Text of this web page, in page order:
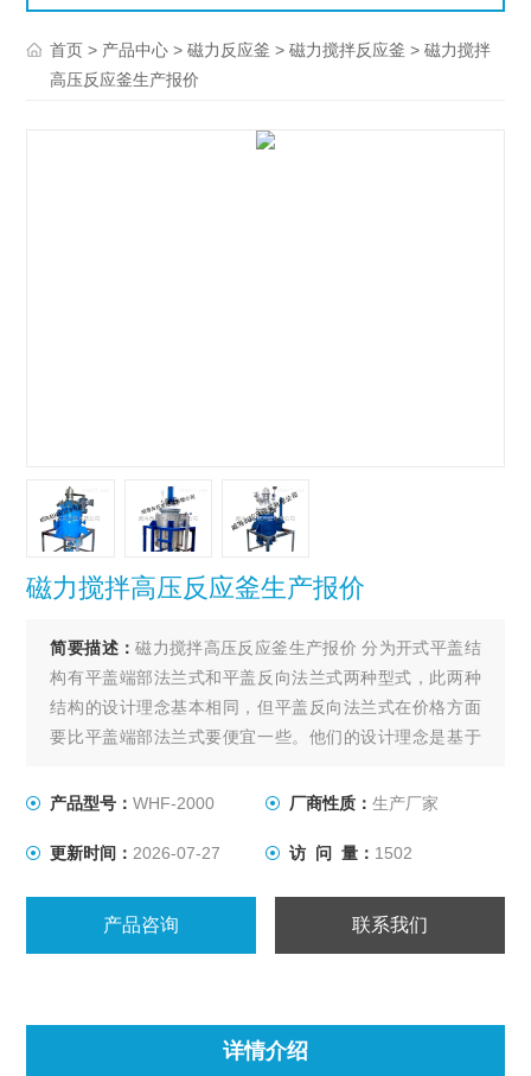
首页 > 产品中心 >磁力反应釜 >磁力搅拌反应釜 > 磁力搅拌
高压反应釜生产报价
磁力搅拌高压反应釜生产报价
简要描述：磁力搅拌高压反应釜生产报价 分为开式平盖结
构有平盖端部法兰式和平盖反向法兰式两种型式，此两种
结构的设计理念基本相同，但平盖反向法兰式在价格方面
要比平盖端部法兰式要便宜一些。他们的设计理念是基于
35Mpa），对温度没有太大的限制，容积较小（3000L以
产品型号：WHF-2000 厂商性质： 生产厂家
更新时间： 2026-07-27 访 问 量： 1502
产品咨询 联系我们
详情介绍